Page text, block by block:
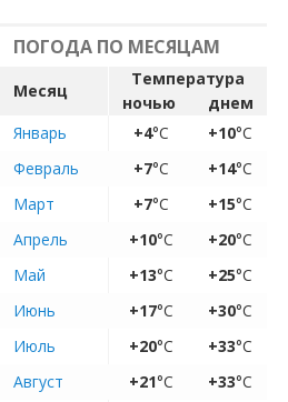
ПОГОДА ПО МЕСЯЦАМ
Месяц
Температура
ночью
днем
Январь
+4°C +10°C
Февраль
+7°C +14°C
Март
+7°C +15°C
Апрель
+10°C +20°C
Май
+13°C +25°C
Июнь
+17°C +30°C
Июль
+20°C +33°C
Август
+21°C +33°C